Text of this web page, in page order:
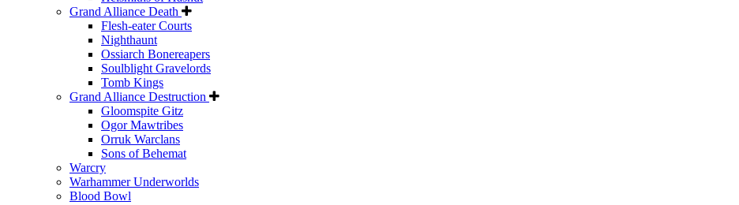
Grand Alliance Death
Flesh-eater Courts
Nighthaunt
Ossiarch Bonereapers
Soulblight Gravelords
Tomb Kings
Grand Alliance Destruction
Gloomspite Gitz
Ogor Mawtribes
Orruk Warclans
Sons of Behemat
Warcry
Warhammer Underworlds
Blood Bowl